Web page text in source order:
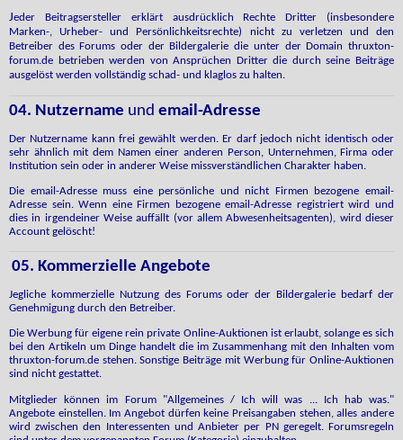
Jeder Beitragsersteller erklärt ausdrücklich Rechte Dritter (insbesondere
Marken-, Urheber- und Persönlichkeitsrechte) nicht zu verletzen und den
Betreiber des Forums oder der Bildergalerie die unter der Domain thruxton-
forum.de betrieben werden von Ansprüchen Dritter die durch seine Beiträge
ausgelöst werden vollständig schad- und klaglos zu halten.
04. Nutzername und email-Adresse
Der Nutzername kann frei gewählt werden. Er darf jedoch nicht identisch oder
sehr ähnlich mit dem Namen einer anderen Person, Unternehmen, Firma oder
Institution sein oder in anderer Weise missverständlichen Charakter haben.
Die email-Adresse muss eine persönliche und nicht Firmen bezogene email-
Adresse sein. Wenn eine Firmen bezogene email-Adresse registriert wird und
dies in irgendeiner Weise auffällt (vor allem Abwesenheitsagenten), wird dieser
Account gelöscht!
05. Kommerzielle Angebote
Jegliche kommerzielle Nutzung des Forums oder der Bildergalerie bedarf der
Genehmigung durch den Betreiber.
Die Werbung für eigene rein private Online-Auktionen ist erlaubt, solange es sich
bei den Artikeln um Dinge handelt die im Zusammenhang mit den Inhalten vom
thruxton-forum.de stehen. Sonstige Beiträge mit Werbung für Online-Auktionen
sind nicht gestattet.
Mitglieder können im Forum "Allgemeines / Ich will was ... Ich hab was."
Angebote einstellen. Im Angebot dürfen keine Preisangaben stehen, alles andere
wird zwischen den Interessenten und Anbieter per PN geregelt. Forumsregeln